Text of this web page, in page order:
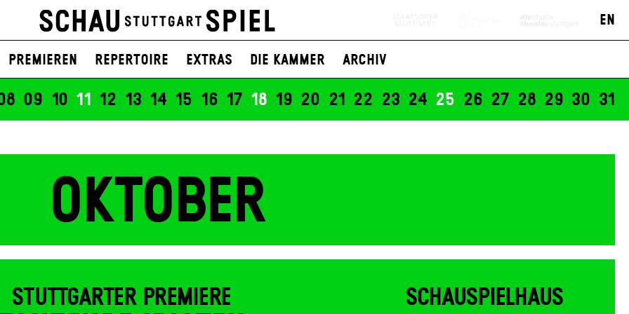
EN
Premieren Repertoire Extras Die Kammer Archiv
09 10 11 12 13 14 15 16 17 18 19 20 21 22 23 24 25 26 27 28 29 30 31
UNSERER ZEIT
liest ausWelt mit anderen Mitteln-
Strauß liest ausIn der Nähe
Karten
12 €
OKTOBER
STUTTGARTER PREMIERE SCHAUSPIELHAUS